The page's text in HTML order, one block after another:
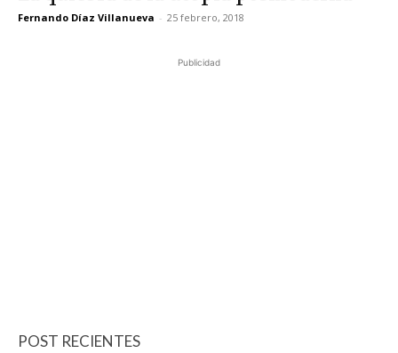
Fernando Díaz Villanueva - 25 febrero, 2018
Publicidad
POST RECIENTES